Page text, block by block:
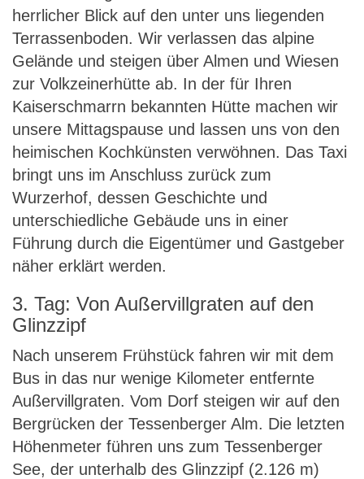
herrlicher Blick auf den unter uns liegenden
Terrassenboden. Wir verlassen das alpine
Gelände und steigen über Almen und Wiesen
zur Volkzeinerhütte ab. In der für Ihren
Kaiserschmarrn bekannten Hütte machen wir
unsere Mittagspause und lassen uns von den
heimischen Kochkünsten verwöhnen. Das Taxi
bringt uns im Anschluss zurück zum
Wurzerhof, dessen Geschichte und
unterschiedliche Gebäude uns in einer
Führung durch die Eigentümer und Gastgeber
näher erklärt werden.
3. Tag: Von Außervillgraten auf den
Glinzzipf
Nach unserem Frühstück fahren wir mit dem
Bus in das nur wenige Kilometer entfernte
Außervillgraten. Vom Dorf steigen wir auf den
Bergrücken der Tessenberger Alm. Die letzten
Höhenmeter führen uns zum Tessenberger
See, der unterhalb des Glinzzipf (2.126 m)